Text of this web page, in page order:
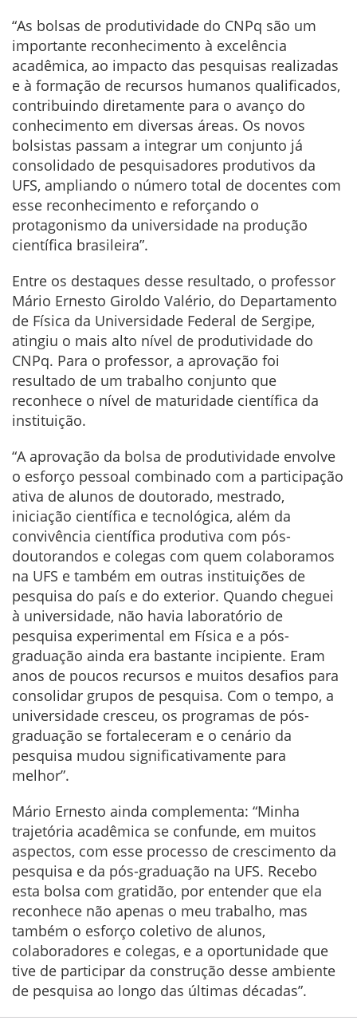
“As bolsas de produtividade do CNPq são um
importante reconhecimento à excelência
acadêmica, ao impacto das pesquisas realizadas
e à formação de recursos humanos qualificados,
contribuindo diretamente para o avanço do
conhecimento em diversas áreas. Os novos
bolsistas passam a integrar um conjunto já
consolidado de pesquisadores produtivos da
UFS, ampliando o número total de docentes com
esse reconhecimento e reforçando o
protagonismo da universidade na produção
científica brasileira”.
Entre os destaques desse resultado, o professor
Mário Ernesto Giroldo Valério, do Departamento
de Física da Universidade Federal de Sergipe,
atingiu o mais alto nível de produtividade do
CNPq. Para o professor, a aprovação foi
resultado de um trabalho conjunto que
reconhece o nível de maturidade científica da
instituição.
“A aprovação da bolsa de produtividade envolve
o esforço pessoal combinado com a participação
ativa de alunos de doutorado, mestrado,
iniciação científica e tecnológica, além da
convivência científica produtiva com pós-
doutorandos e colegas com quem colaboramos
na UFS e também em outras instituições de
pesquisa do país e do exterior. Quando cheguei
à universidade, não havia laboratório de
pesquisa experimental em Física e a pós-
graduação ainda era bastante incipiente. Eram
anos de poucos recursos e muitos desafios para
consolidar grupos de pesquisa. Com o tempo, a
universidade cresceu, os programas de pós-
graduação se fortaleceram e o cenário da
pesquisa mudou significativamente para
melhor”.
Mário Ernesto ainda complementa: “Minha
trajetória acadêmica se confunde, em muitos
aspectos, com esse processo de crescimento da
pesquisa e da pós-graduação na UFS. Recebo
esta bolsa com gratidão, por entender que ela
reconhece não apenas o meu trabalho, mas
também o esforço coletivo de alunos,
colaboradores e colegas, e a oportunidade que
tive de participar da construção desse ambiente
de pesquisa ao longo das últimas décadas”.